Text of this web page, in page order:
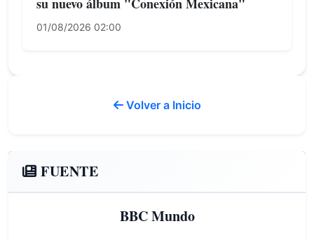
01/08/2026 02:00
Volver a Inicio
FUENTE
BBC Mundo